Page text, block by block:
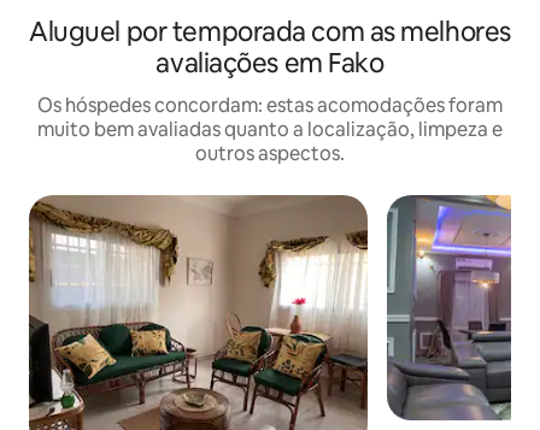
Aluguel por temporada com as melhores
avaliações em Fako
Os hóspedes concordam: estas acomodações foram
muito bem avaliadas quanto a localização, limpeza e
outros aspectos.